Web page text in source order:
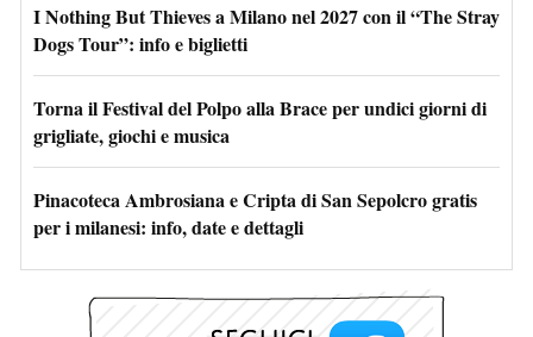
I Nothing But Thieves a Milano nel 2027 con il “The Stray
Dogs Tour”: info e biglietti
Torna il Festival del Polpo alla Brace per undici giorni di
grigliate, giochi e musica
Pinacoteca Ambrosiana e Cripta di San Sepolcro gratis
per i milanesi: info, date e dettagli